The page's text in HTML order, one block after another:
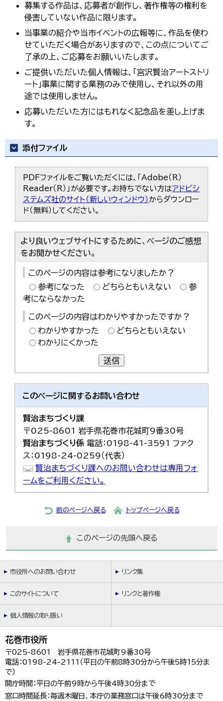
募集する作品は、応募者が創作し、著作権等の権利を
侵害していない作品に限ります。
当事業の紹介や当市イベントの広報等に、作品を使わ
せていただく場合がありますので、この点についてご
了承の上、ご応募をお願いいたします。
ご提供いただいた個人情報は、「宮沢賢治アートストリ
ート」事業に関する業務のみで使用し、それ以外の用
途では使用しません。
応募いただいた方にはもれなく記念品を差し上げま
す。
添付ファイル
PDFファイルをご覧いただくには、「Adobe（R）
Reader（R）」が必要です。お持ちでない方はアドビシ
ステムズ社のサイト（新しいウィンドウ） からダウンロー
ド（無料）してください。
より良いウェブサイトにするために、ページのご感想
をお聞かせください。
このページの内容は参考になりましたか？
参考になった
どちらともいえない
参
考にならなかった
このページの内容はわかりやすかったですか？
わかりやすかった
どちらともいえない
わかりにくかった
送信
このページに関するお問い合わせ
賢治まちづくり課
〒025-8601 岩手県花巻市花城町9番30号
賢治まちづくり係 電話：0198-41-3591 ファク
ス：0198-24-0259（代表）
賢治まちづくり課へのお問い合わせは専用フォ
ームをご利用ください。
前のページへ戻る トップページへ戻る
このページの先頭へ戻る
市役所へのお問い合わせ リンク集
このサイトについて リンクと著作権
個人情報の取り扱い
花巻市役所
〒025-8601 岩手県花巻市花城町9番30号
電話：0198-24-2111（平日の午前8時30分から午後5時15分ま
で）
開庁時間：平日の午前9時から午後4時30分まで
窓口時間延長：毎週木曜日、本庁の業務窓口は午後6時30分まで